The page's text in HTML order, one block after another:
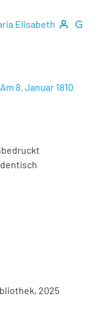
Elisabeth
Am 8. Januar 1810
2025